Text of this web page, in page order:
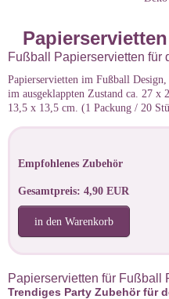
Fußball Papierservietten für
Papierservietten im Fußball
im ausgeklappten Zustand ca. 27 x
13,5 x 13,5 cm. (1 Packung / 20
Empfohlenes Zubehör
Gesamtpreis: 4,90 EUR
in den Warenkorb
Papierservietten für Fußball
Trendiges Party Zubehör für